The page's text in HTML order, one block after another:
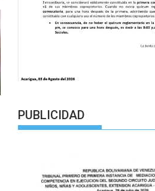
PUBLICIDAD